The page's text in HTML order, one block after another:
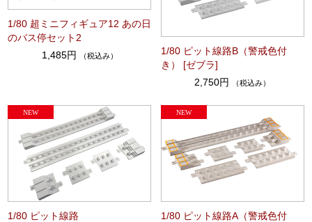
1/80 超ミニフィギュア12 あの日
のバス停セット2
1,485円
（税込み）
1/80 ピット線路B（警戒色付
き） [ゼブラ]
2,750円
（税込み）
1/80 ピット線路
1/80 ピット線路A（警戒色付